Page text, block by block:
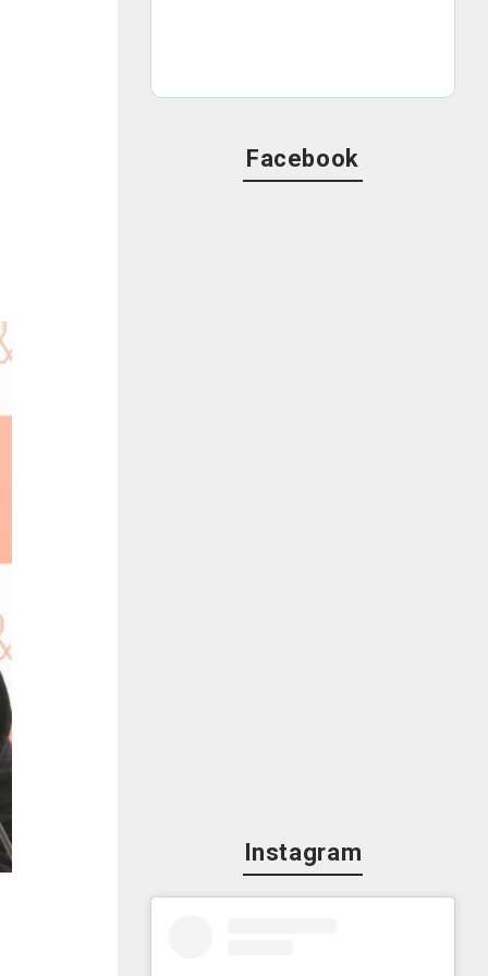
Facebook
Instagram